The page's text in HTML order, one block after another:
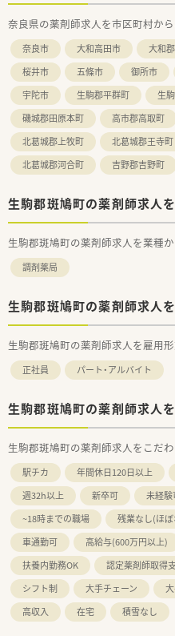
奈良県の薬剤師求人を市区町村か
奈良市 大和高田市 大和
桜井市
五條市 御所市
宇陀市
生駒郡平群町 生
磯城郡田原本町
高市郡高取町
北葛城郡上牧町
北葛城郡王寺町
北葛城郡河合町
吉野郡吉野町
生駒郡斑鳩町の薬剤師求人
生駒郡斑鳩町の薬剤師求人を業種
調剤薬局
生駒郡斑鳩町の薬剤師求人
生駒郡斑鳩町の薬剤師求人を雇用
正社員 パート・アルバイト
生駒郡斑鳩町の薬剤師求人
生駒郡斑鳩町の薬剤師求人をこだ
駅チカ 年間休日120日以上
週32h以上
新卒可 未経験
~18時までの職場
残業なし(ほ
車通勤可
高給与(600万円以上)
扶養内勤務OK
認定薬剤師取得
シフト制
大手チェーン
高収入
在宅 積雪なし